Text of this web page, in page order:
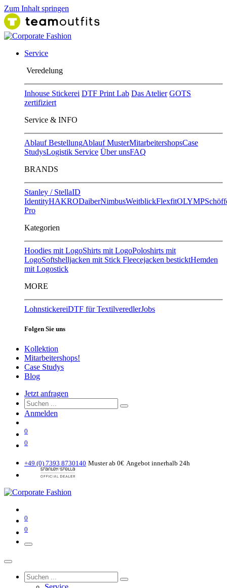
Zum Inhalt springen
Service
Ver​edelung
Inhouse Stickerei DTF Print Lab Das Atelier GOTS
zertifiziert
Service & INFO
Ablauf BestellungAblauf MusterMitarbeitershopsCase
StudysLogistik Service Über unsFAQ
BRANDS
Stanley / StellaID
IdentityHAKRODaiberNimbusWeitblickFlexfitOLYMP
Pro
Kategorien
Hoodies mit LogoShirts mit LogoPoloshirts mit
LogoSoftshelljacken mit Stick Fleecejacken besticktHemden
mit Logostick
MORE
LohnstickereiDTF für TextilveredlerJobs
Folgen Sie uns
Kollektion
Mitarbeitershops!
Case Studys
Blog
Jetzt anfragen
Anmelden
0
0
+49 (0) 7393 8730140 Muster ab 0€ Angebot innerhalb 24h
0
0